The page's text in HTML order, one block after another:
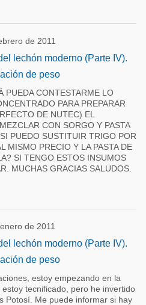
de 2011
lechón moderno (Parte IV).
de peso
PUEDA CONTESTARME LO
PARA PREPARAR
DE NUTEC) EL
CON SORGO Y PASTA
PUEDO SUSTITUIR TRIGO POR
MISMO PRECIO Y LA PASTA DE
SI TENGO ESTOS INSUMOS
MUCHAS GRACIAS SALUDOS.
de 2011
lechón moderno (Parte IV).
de peso
estoy empezando en la
tecnificado, pero he invertido
Potosí. Me puede informar si hay